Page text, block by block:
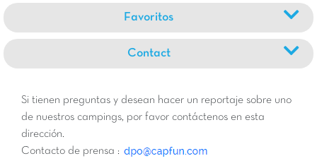
Favoritos
Contact
Si tienen preguntas y desean hacer un reportaje sobre uno
de nuestros campings, por favor contáctenos en esta
dirección.
Contacto de prensa :